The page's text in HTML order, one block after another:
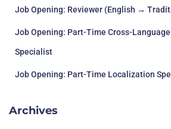
Job Opening: Reviewer (English →
Job Opening: Part-Time Cross-
Specialist
Job Opening: Part-Time Localization
Archives